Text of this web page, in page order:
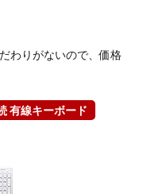
わりがないので、価格
有線キーボード